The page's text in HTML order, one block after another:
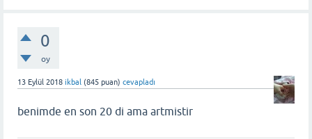
0
oy
13 Eylül 2018 ikbal (845 puan) cevapladı
benimde en son 20 di ama artmistir